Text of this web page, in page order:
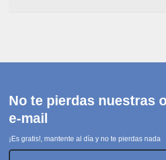
No te pierdas nuestras
e-mail
¡Es gratis!, mantente al día y no te pierdas nada